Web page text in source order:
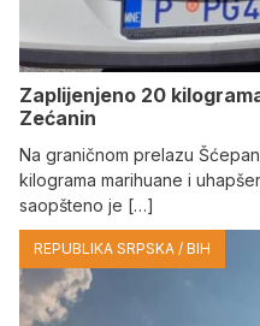
Zaplijenjeno 20
Zećanin
Na graničnom prelazu
kilograma marihuane i
saopšteno je […]
REPUBLIKA SRPSKA / BIH